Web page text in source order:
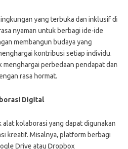
yang terbuka dan inklusif di
nyaman untuk berbagi ide-ide
membangun budaya yang
kontribusi setiap individu.
perbedaan pendapat dan
rasa hormat.
Digital
alat kolaborasi yang dapat digunakan
kreatif. Misalnya, platform berbagi
Drive atau Dropbox